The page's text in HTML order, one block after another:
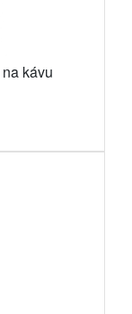
kávu